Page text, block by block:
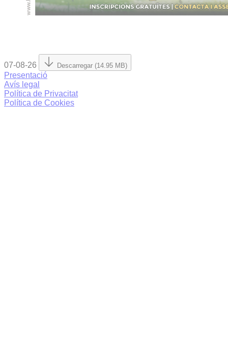
07-08-26 Descarregar (14.95 MB)
Presentació
Avís legal
Política de Privacitat
Política de Cookies